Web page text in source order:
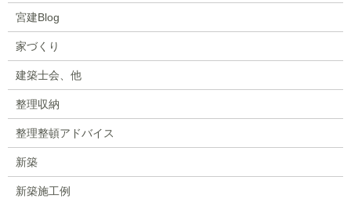
宮建Blog
家づくり
建築士会、他
整理収納
整理整頓アドバイス
新築
新築施工例